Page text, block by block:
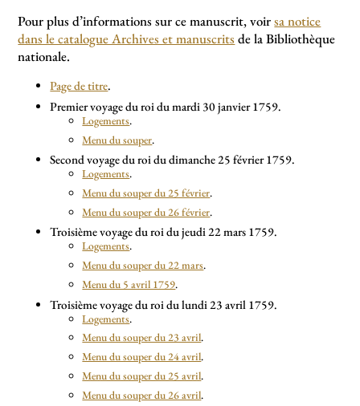
Pour plus d’informations sur ce manuscrit, voirsa notice
dans le catalogue Archives et manuscrits de la Bibliothèque
nationale.
Page de titre.
Premier voyage du roi du mardi 30 janvier 1759.
Logements.
Menu du souper.
Second voyage du roi du dimanche 25 février 1759.
Logements.
Menu du souper du 25 février.
Menu du souper du 26 février.
Troisième voyage du roi du jeudi 22 mars 1759.
Logements.
Menu du souper du 22 mars.
Menu du 5 avril 1759.
Troisième voyage du roi du lundi 23 avril 1759.
Logements.
Menu du souper du 23 avril.
Menu du souper du 24 avril.
Menu du souper du 25 avril.
Menu du souper du 26 avril.